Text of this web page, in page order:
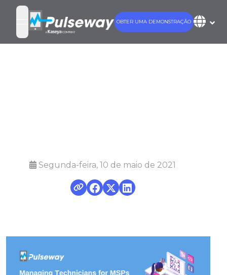
open navigation menu
OBTER UMA DEMONSTRAÇÃO
Segunda-feira, 10 de maio de 2021